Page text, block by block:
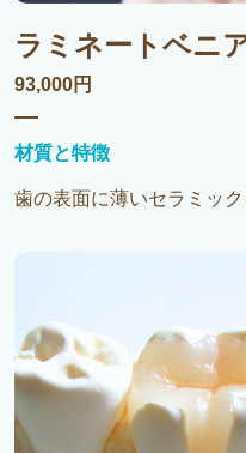
ラミネートベニ
93,000円
材質と特徴
歯の表面に薄いセラミック